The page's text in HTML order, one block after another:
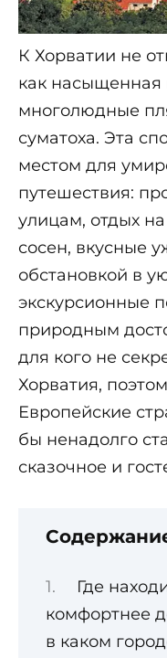
К Хорватии не
как насыщенная
многолюдные
суматоха. Эта
местом для
путешествия:
улицам, отдых
сосен, вкусные
обстановкой в
экскурсионные
природным
для кого не
Хорватия,
Европейские
бы ненадолго
сказочное и
Где
комфортнее
в каком